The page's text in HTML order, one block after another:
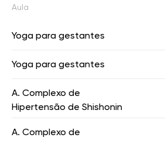
Aula
Yoga para gestantes
Yoga para gestantes
A. Complexo de
Hipertensão de Shishonin
A. Complexo de